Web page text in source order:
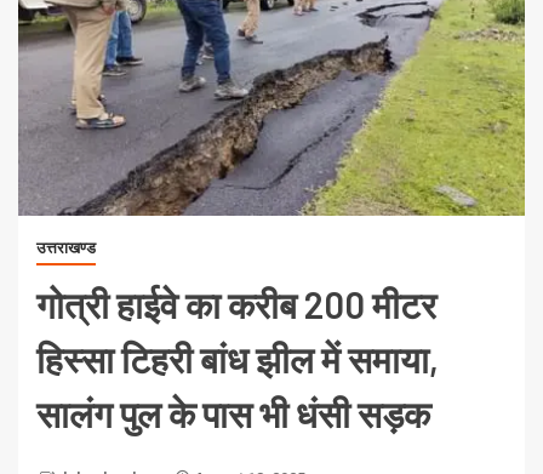
उत्तराखण्ड
गोत्री हाईवे का करीब 200 मीटर
हिस्सा टिहरी बांध झील में समाया,
सालंग पुल के पास भी धंसी सड़क